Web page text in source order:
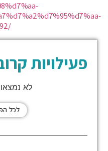
פעילויות
לא נמצאו
לכל